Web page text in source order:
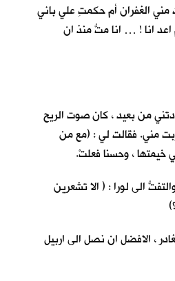
مني الغفران أم حكمتِ علي باني
اعد انا ! … انا متُّ منذ ان
من بعيد ، كان صوت الريح
مني. فقالت لي : (مع من
خيمتها ، وحسنا فعلتْ.
الى لورا : ( الا تشعرين
، الافضل ان نصل الى اربيل